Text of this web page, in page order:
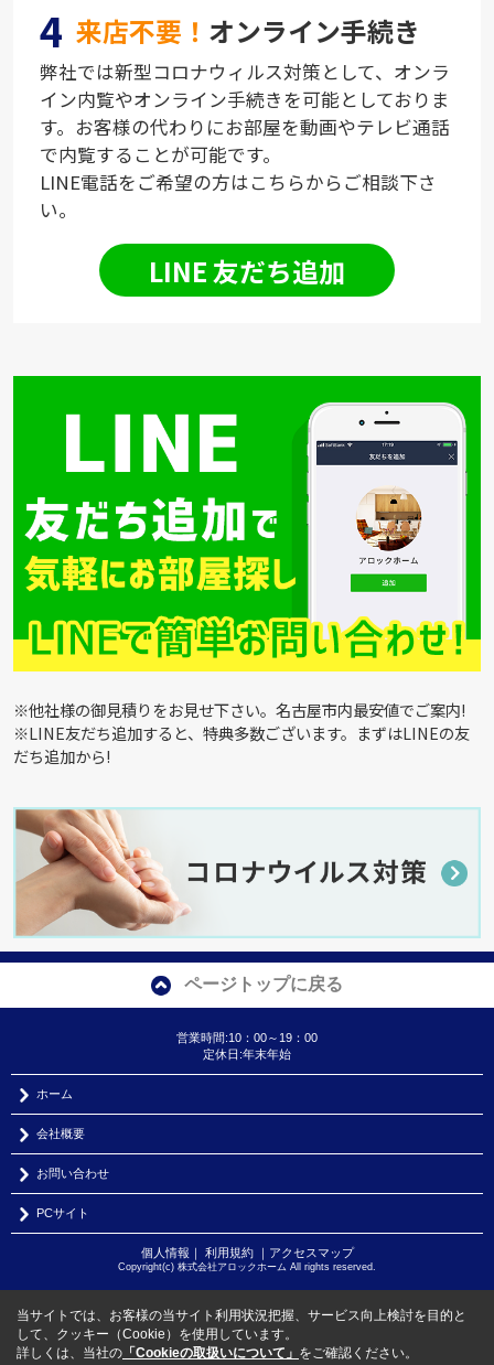
4 来店不要！ オンライン手続き
弊社では新型コロナウィルス対策として、オンラ
イン内覧やオンライン手続きを可能としておりま
す。お客様の代わりにお部屋を動画やテレビ通話
で内覧することが可能です。
LINE電話をご希望の方はこちらからご相談下さ
い。
LINE 友だち追加
※他社様の御見積りをお見せ下さい。名古屋市内最安値でご案内!
※LINE友だち追加すると、特典多数ございます。まずはLINEの友
だち追加から!
ページトップに戻る
営業時間:10：00～19：00
定休日:年末年始
ホーム
会社概要
お問い合わせ
PCサイト
個人情報 ｜ 利用規約｜ アクセスマップ
Copyright(c) 株式会社アロックホーム All rights reserved.
当サイトでは、お客様の当サイト利用状況把握、サービス向上検討を目的と
して、クッキー（Cookie）を使用しています。
詳しくは、当社の 「Cookieの取扱いについて」 をご確認ください。